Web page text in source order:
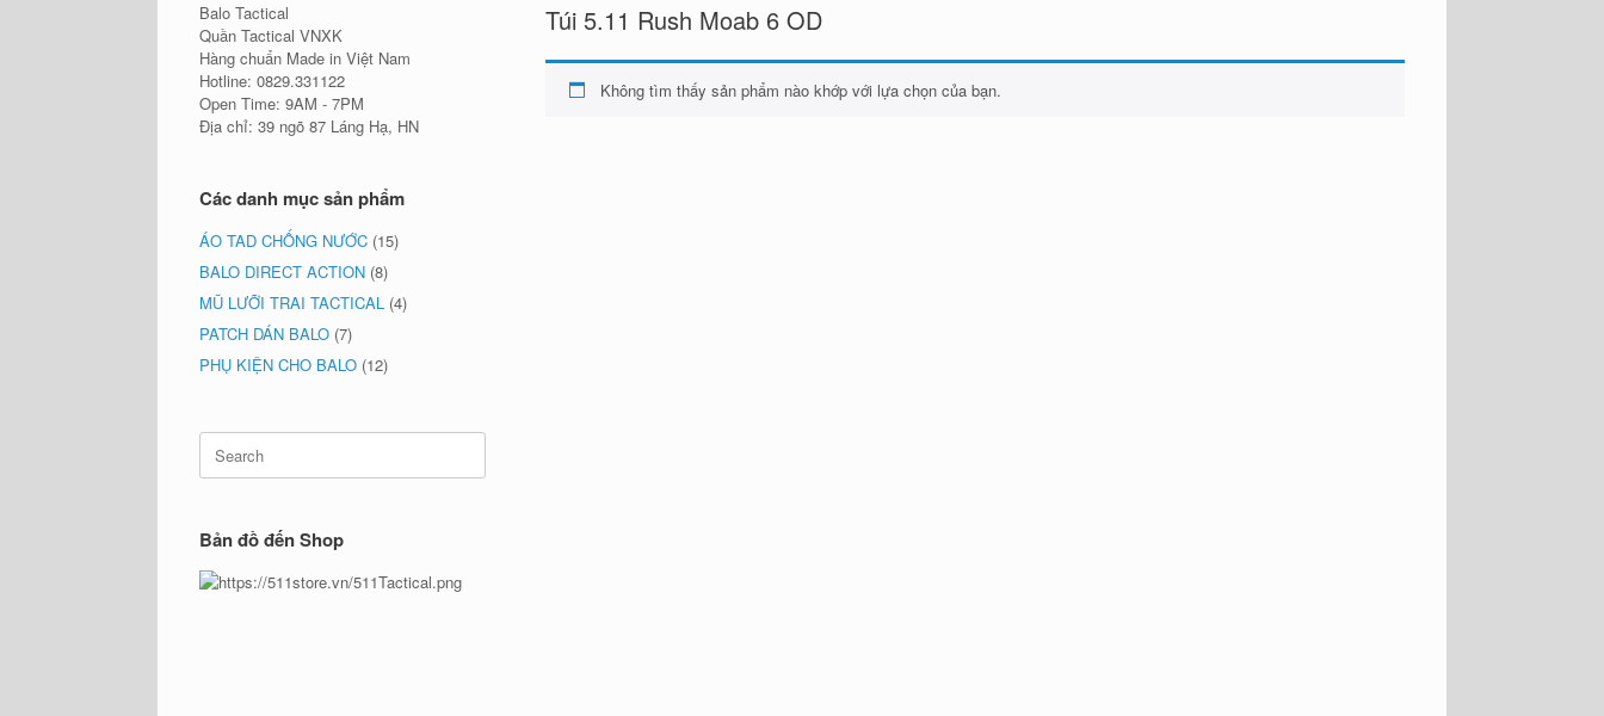
Túi 5.11 Rush Moab 6 OD
Không tìm thấy sản phẩm nào khớp với lựa chọn của bạn.
Balo Tactical
Quần Tactical VNXK
Hàng chuẩn Made in Việt Nam
Hotline: 0829.331122
Open Time: 9AM - 7PM
Địa chỉ: 39 ngõ 87 Láng Hạ, HN
Các danh mục sản phẩm
ÁO TAD CHỐNG NƯỚC (15)
BALO DIRECT ACTION (8)
MŨ LƯỠI TRAI TACTICAL (4)
PATCH DÁN BALO (7)
PHỤ KIỆN CHO BALO (12)
Search
for:
Bản đồ đến Shop